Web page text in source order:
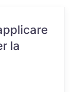
la